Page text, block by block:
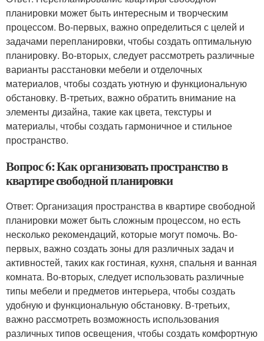
планировки может быть интересным и творческим
процессом. Во-первых, важно определиться с целей и
задачами перепланировки, чтобы создать оптимальную
планировку. Во-вторых, следует рассмотреть различные
варианты расстановки мебели и отделочных
материалов, чтобы создать уютную и функциональную
обстановку. В-третьих, важно обратить внимание на
элементы дизайна, такие как цвета, текстуры и
материалы, чтобы создать гармоничное и стильное
пространство.
Вопрос 6: Как организовать пространство в
квартире свободной планировки
Ответ: Организация пространства в квартире свободной
планировки может быть сложным процессом, но есть
несколько рекомендаций, которые могут помочь. Во-
первых, важно создать зоны для различных задач и
активностей, таких как гостиная, кухня, спальня и ванная
комната. Во-вторых, следует использовать различные
типы мебели и предметов интерьера, чтобы создать
удобную и функциональную обстановку. В-третьих,
важно рассмотреть возможность использования
различных типов освещения, чтобы создать комфортную